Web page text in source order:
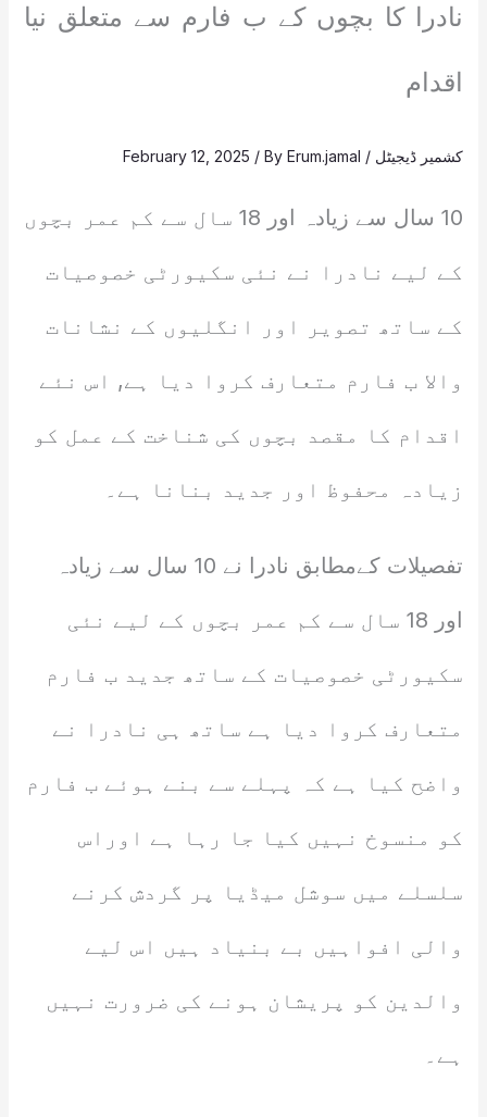
نادرا کا بچوں کے ب فارم سے متعلق نیا
اقدام
کشمیر ڈیجیٹل /
February 12, 2025 / ByErum.jamal
10 سال سے زیادہ اور 18 سال سے کم عمر بچوں
کے لیے نادرا نے نئی سکیورٹی خصوصیات
کے ساتھ تصویر اور انگلیوں کے نشانات
والا ب فارم متعارف کروا دیا ہے, اس نئے
اقدام کا مقصد بچوں کی شناخت کے عمل کو
زیادہ محفوظ اور جدید بنانا ہے۔
تفصیلات کےمطابق نادرا نے 10 سال سے زیادہ
اور 18 سال سے کم عمر بچوں کے لیے نئی
سکیورٹی خصوصیات کے ساتھ جدید ب فارم
متعارف کروا دیا ہے ساتھ ہی نادرا نے
واضح کیا ہے کہ پہلے سے بنے ہوئے ب فارم
کو منسوخ نہیں کیا جا رہا ہے اوراس
سلسلے میں سوشل میڈیا پر گردش کرنے
والی افواہیں بے بنیاد ہیں اس لیے
والدین کو پریشان ہونے کی ضرورت نہیں
ہے۔